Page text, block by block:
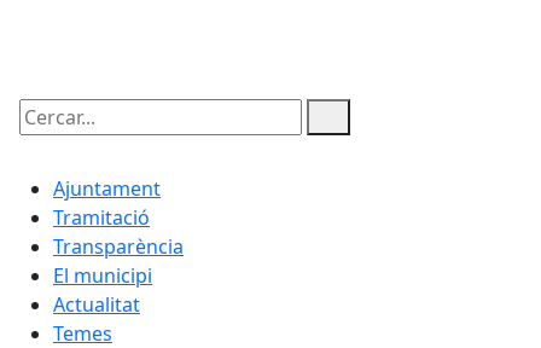
Cercar:
Ajuntament
Tramitació
Transparència
El municipi
Actualitat
Temes